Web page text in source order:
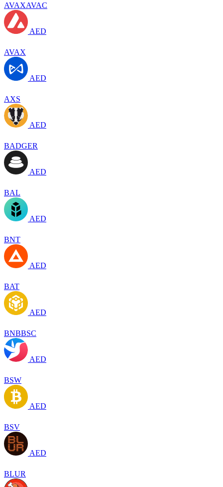
AVAXAVAC
AED
AVAX
AED
AXS
AED
BADGER
AED
BAL
AED
BNT
AED
BAT
AED
BNBBSC
AED
BSW
AED
BSV
AED
BLUR